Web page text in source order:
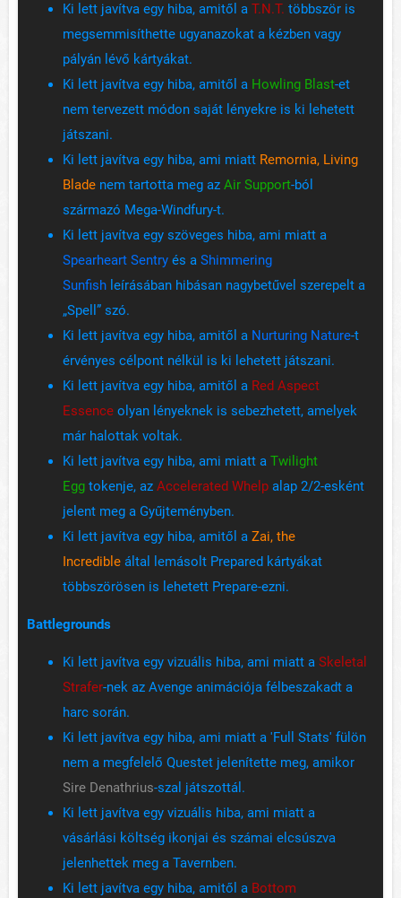
Ki lett javítva egy hiba, amitől a T.N.T. többször is
megsemmisíthette ugyanazokat a kézben vagy
pályán lévő kártyákat.
Ki lett javítva egy hiba, amitől a Howling Blast-et
nem tervezett módon saját lényekre is ki lehetett
játszani.
Ki lett javítva egy hiba, ami miatt Remornia, Living
Blade nem tartotta meg az Air Support-ból
származó Mega-Windfury-t.
Ki lett javítva egy szöveges hiba, ami miatt a
Spearheart Sentry és a Shimmering
Sunfish leírásában hibásan nagybetűvel szerepelt a
„Spell” szó.
Ki lett javítva egy hiba, amitől a Nurturing Nature-t
érvényes célpont nélkül is ki lehetett játszani.
Ki lett javítva egy hiba, amitől a Red Aspect
Essence olyan lényeknek is sebezhetett, amelyek
már halottak voltak.
Ki lett javítva egy hiba, ami miatt a Twilight
Egg tokenje, az Accelerated Whelp alap 2/2-esként
jelent meg a Gyűjteményben.
Ki lett javítva egy hiba, amitől a Zai, the
Incredible által lemásolt Prepared kártyákat
többszörösen is lehetett Prepare-ezni.
Battlegrounds
Ki lett javítva egy vizuális hiba, ami miatt a Skeletal
Strafer-nek az Avenge animációja félbeszakadt a
harc során.
Ki lett javítva egy hiba, ami miatt a 'Full Stats' fülön
nem a megfelelő Questet jelenítette meg, amikor
Sire Denathrius-szal játszottál.
Ki lett javítva egy vizuális hiba, ami miatt a
vásárlási költség ikonjai és számai elcsúszva
jelenhettek meg a Tavernben.
Ki lett javítva egy hiba, amitől a Bottom